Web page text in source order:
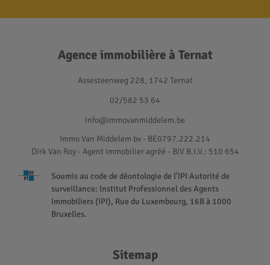
Agence immobilière à Ternat
Assesteenweg 228, 1742 Ternat
02/582 53 64
info@immovanmiddelem.be
Immo Van Middelem bv - BE0797.222.214
Dirk Van Roy - Agent immobilier agréé - BIV B.I.V.: 510 654
Soumis au code de déontologie de l’IPI Autorité de
surveillance: Institut Professionnel des Agents
Immobiliers (IPI), Rue du Luxembourg, 16B à 1000
Bruxelles.
Sitemap